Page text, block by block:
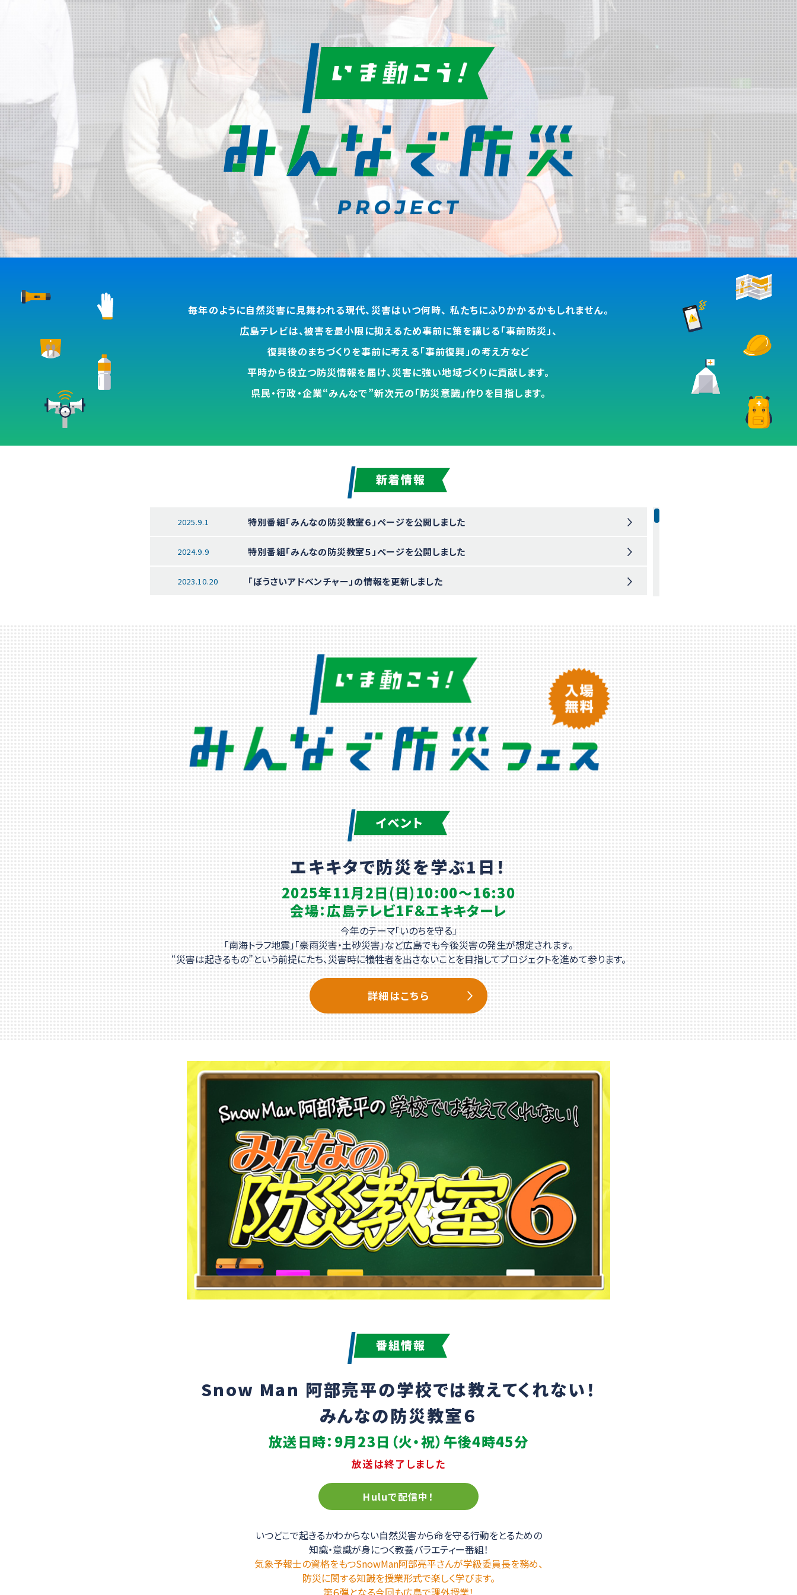
毎年のように自然災害に見舞われる現代、災害はいつ何時、 私たちにふりかかるかもしれません。
広島テレビは、被害を最小限に抑えるため事前に策を講じる「事前防災」、
復興後のまちづくりを事前に考える「事前復興」の考え方など
平時から役立つ防災情報を届け、災害に強い地域づくりに貢献します。
県民・行政・企業“みんなで”新次元の「防災意識」作りを目指します。
2025.9.1 特別番組「みんなの防災教室６」ページを公開しました
2024.9.9 特別番組「みんなの防災教室５」ページを公開しました
2023.10.20 「ぼうさいアドベンチャー」の情報を更新しました
「ぼうさいアドベンチャー」の情報を公開しました
11月6日（日）開催「みんなで防災フェス」の情報を公開しました
2022.9.22 大崎上島町と防災パートナーシップ協定を締結しました
2022.7.14 「災害伝承碑マップ」メニューを追加しました
特別番組「みんなの防災教室３」ページを公開しました
「道路・河川情報」メニューを追加しました
「森から防災教室ｉｎ尾長」の応募を開始しました
三原市と防災パートナーシップ協定を締結しました
2022.3.31 「みんなで防災ＰＲＯＪＥＣＴ」ページがリニューアルしました！
エキキタで防災を学ぶ1日！
2025年11月2日(日)10:00～16:30
会場：広島テレビ1F＆エキキターレ
今年のテーマ「いのちを守る」
「南海トラフ地震」「豪雨災害・土砂災害」など広島でも今後災害の発生が想定されます。
“災害は起きるもの”という前提にたち、災害時に犠牲者を出さないことを目指してプロジェクトを進めて参ります。
詳細はこちら
Snow Man 阿部亮平の学校では教えてくれない！
みんなの防災教室６
放送日時：9月23日（火・祝） 午後4時45分
放送は終了しました
Huluで配信中！
いつどこで起きるかわからない自然災害から命を守る行動をとるための
知識・意識が身につく教養バラエティー番組！
気象予報士の資格をもつSnowMan阿部亮平さんが学級委員長を務め、
防災に関する知識を授業形式で楽しく学びます。
第６弾となる今回も広島で課外授業！